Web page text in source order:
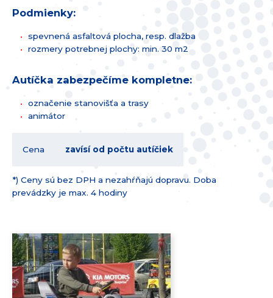
Podmienky:
spevnená asfaltová plocha, resp. dlažba
rozmery potrebnej plochy: min. 30 m2
Autíčka zabezpečíme kompletne:
označenie stanovišťa a trasy
animátor
Cena zavísí od počtu autíčiek
*) Ceny sú bez DPH a nezahŕňajú dopravu. Doba
prevádzky je max. 4 hodiny